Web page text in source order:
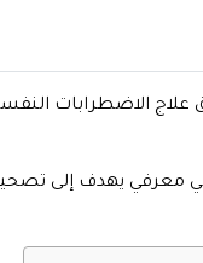
علاج الاضطرابات
معرفي يهدف إلى